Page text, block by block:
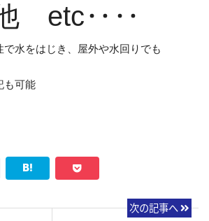
他 etc‥‥
水をはじき、屋外や水回りでも
も可能
次の記事へ